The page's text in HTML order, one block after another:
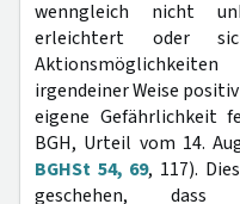
wenngleich nicht
erleichtert oder
irgendeiner Weise
eigene Gefährlichkeit
BGH, Urteil vom 14.
BGHSt 54, 69, 117).
geschehen, dass